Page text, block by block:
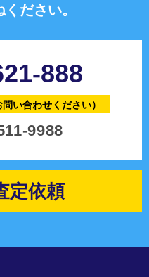
ださい。
888
問い合わせください）
9988
定依頼